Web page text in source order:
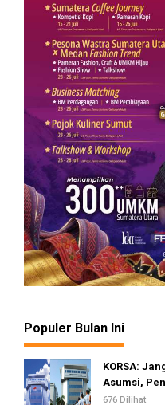
Populer Bulan Ini
KORSA:
Asumsi,
Dinilai
676 Dilihat